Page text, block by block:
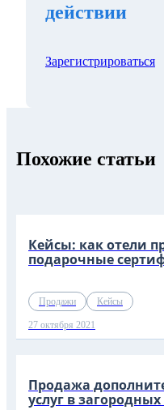
действии
Зарегистрироваться
Похожие статьи
Кейсы: как отели
подарочные
Продажи Кейсы
27 октября 2021
Продажа
услуг в загородных